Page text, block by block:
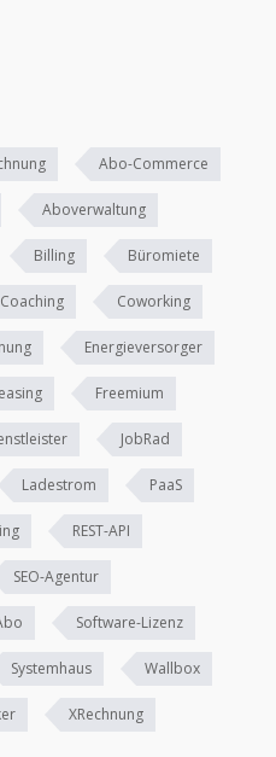
Abo-Commerce
Aboverwaltung
Billing Büromiete
Coaching Coworking
Energieversorger
Freemium
JobRad
Ladestrom PaaS
REST-API
SEO-Agentur
Software-Lizenz
Systemhaus Wallbox
XRechnung